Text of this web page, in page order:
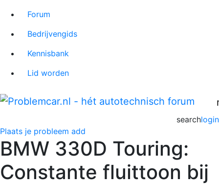
Forum
Bedrijvengids
Kennisbank
Lid worden
login
search
Plaats je probleem add
BMW 330D Touring:
Constante fluittoon bij